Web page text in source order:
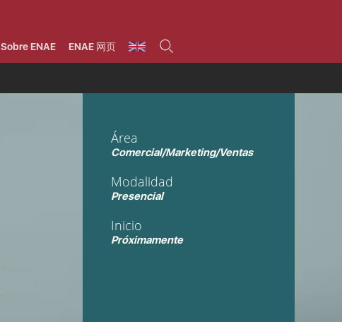
Bolsa de empleoMáster
Tecnología / Digital /
Comercial / Marketing/
Ventas
Administración de
empresas
Operaciones
Sobre ENAE ENAE 网页
Área
Comercial/Marketing/Ventas
Modalidad
Presencial
Inicio
Próximamente